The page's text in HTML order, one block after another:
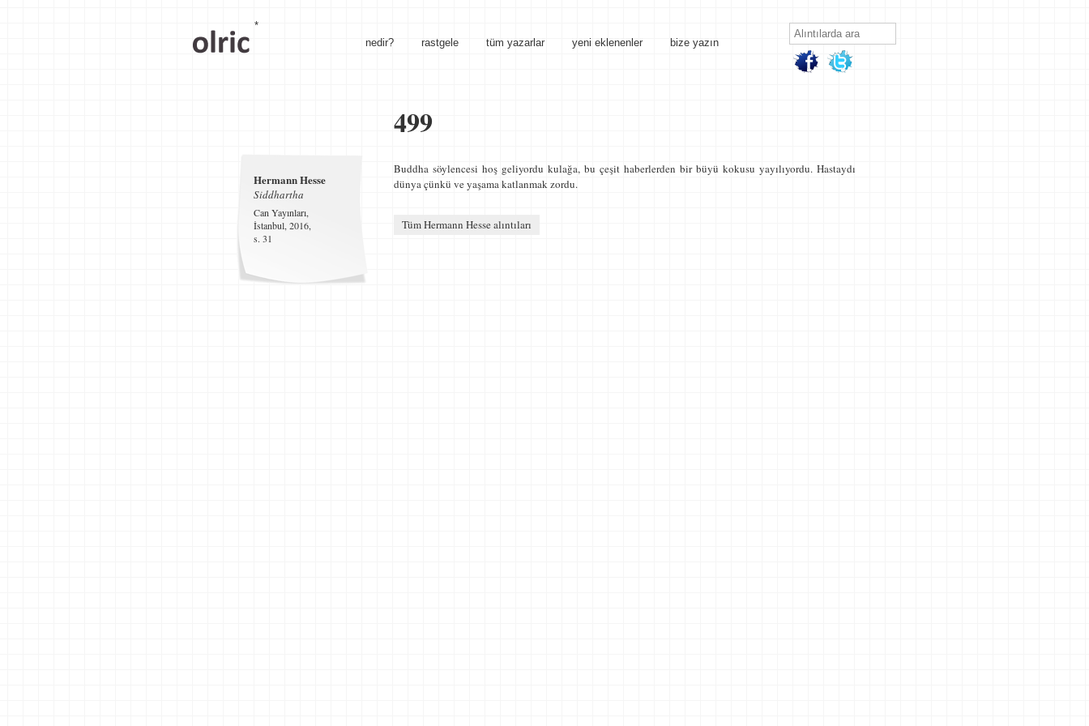
*
nedir?
rastgele tüm yazarlar yeni eklenenler bize yazın
Hermann Hesse
Siddhartha
Can Yayınları,
İstanbul, 2016,
s. 31
499
Buddha söylencesi hoş geliyordu kulağa, bu çeşit haberlerden bir büyü kokusu yayılıyordu. Hastaydı
dünya çünkü ve yaşama katlanmak zordu.
Tüm Hermann Hesse alıntıları